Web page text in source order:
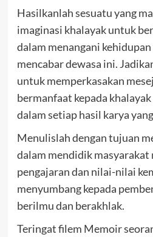
Hasilkanlah sesuatu yang
imaginasi khalayak untuk
dalam menangani
mencabar dewasa ini.
untuk memperkasakan
bermanfaat kepada
dalam setiap hasil karya
Menulislah dengan tujuan
dalam mendidik masyarakat
pengajaran dan nilai-nilai
menyumbang kepada
berilmu dan berakhlak.
Teringat filem Memoir